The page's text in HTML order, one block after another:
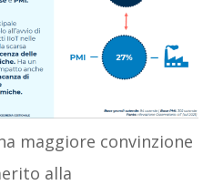
maggiore convinzione
alla